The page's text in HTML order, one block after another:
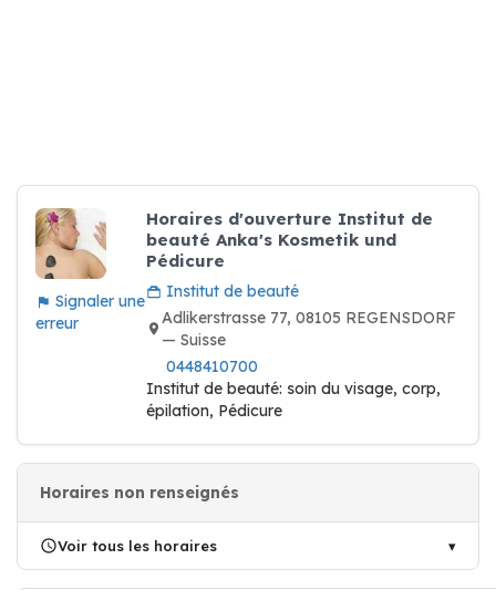
Signaler une
erreur
Horaires d'ouverture Institut de
beauté Anka's Kosmetik und
Pédicure
Institut de beauté
Adlikerstrasse 77, 08105 REGENSDORF
— Suisse
0448410700
Institut de beauté: soin du visage, corp,
épilation, Pédicure
Horaires non renseignés
Voir tous les horaires